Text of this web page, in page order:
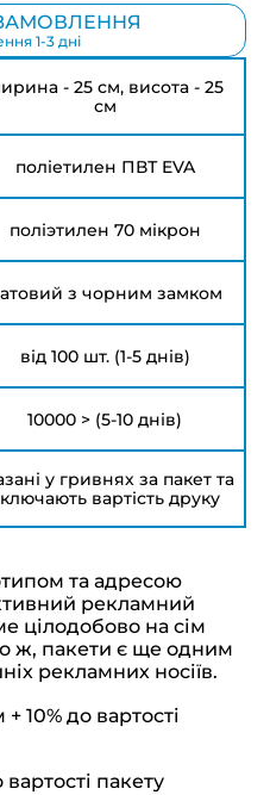
1-3 дні
- 25 см, висота - 25
см
поліетилен ПВТ EVA
поліэтилен 70 мікрон
з чорним замком
від 100 шт. (1-5 днів)
10000 > (5-10 днів)
у гривнях за пакет та
вартість друку
та адресою
рекламний
цілодобово на сім
ж, пакети є ще одним
рекламних носіїв.
10% до вартості
пакету